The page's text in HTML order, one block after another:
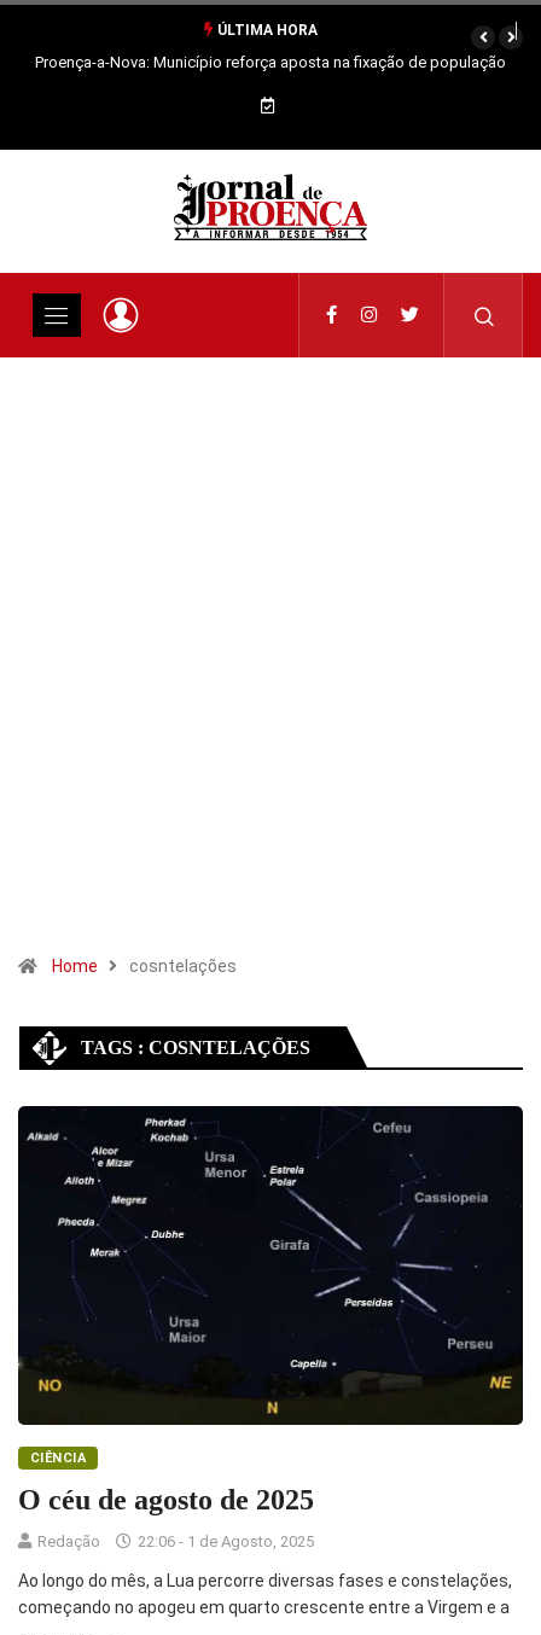
ÚLTIMA HORA
Proença-a-Nova: Município reforça aposta na fixação de população
Home cosntelações
TAGS : COSNTELAÇÕES
CIÊNCIA
O céu de agosto de 2025
Redação 22:06 - 1 de Agosto, 2025
Ao longo do mês, a Lua percorre diversas fases e constelações,
começando no apogeu em quarto crescente entre a Virgem e a